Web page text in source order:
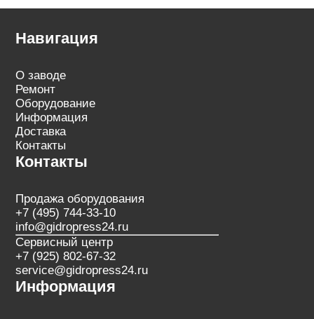
Навигация
О заводе
Ремонт
Оборудование
Информация
Доставка
Контакты
Контакты
Продажа оборудования
+7 (495) 744-33-10
info@gidropress24.ru
Сервисный центр
+7 (925) 802-67-32
service@gidropress24.ru
Информация